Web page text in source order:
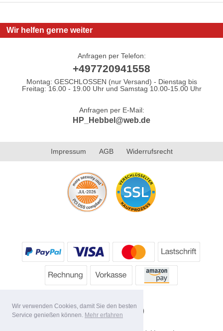
Wir verwenden Cookies, damit Sie den besten
Service genießen können. Mehr erfahren
Wir helfen gerne weiter
Anfragen per Telefon:
+497720941558
Montag: GESCHLOSSEN (nur Versand) - Dienstag bis
Freitag: 16.00 - 19.00 Uhr und Samstag 10.00-15.00 Uhr
Anfragen per E-Mail:
HP_Hebbel@web.de
Impressum AGB Widerrufsrecht